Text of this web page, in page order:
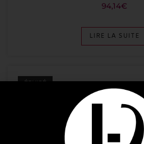
94,14€
LIRE LA SUITE
ÉPUISÉ